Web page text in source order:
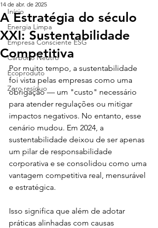
Início
Energia Limpa
Empresa Consciente ESG
Carbono Neutro
Ecoproduto
Zero resíduo
A Estratégia do século
XXI: Sustentabilidade
Competitiva
14 de abr. de 2025
Por muito tempo, a sustentabilidade
foi vista pelas empresas como uma
obrigação — um "custo" necessário
para atender regulações ou mitigar
impactos negativos. No entanto, esse
cenário mudou. Em 2024, a
sustentabilidade deixou de ser apenas
um pilar de responsabilidade
corporativa e se consolidou como uma
vantagem competitiva real, mensurável
e estratégica.
Isso significa que além de adotar
práticas alinhadas com causas